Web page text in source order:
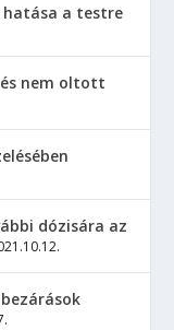
hatása a testre
nem oltott
dózisára az